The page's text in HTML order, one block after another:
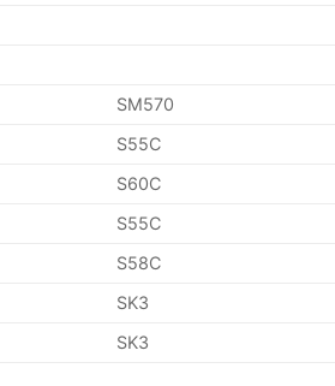
SM570
S55C
S60C
S55C
S58C
SK3
SK3